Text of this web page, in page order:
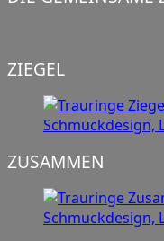
ZIEGEL
ZUSAMMEN